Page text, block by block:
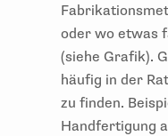
oder wo etwas
(siehe Grafik).
häufig in der
zu finden.
Handfertigung